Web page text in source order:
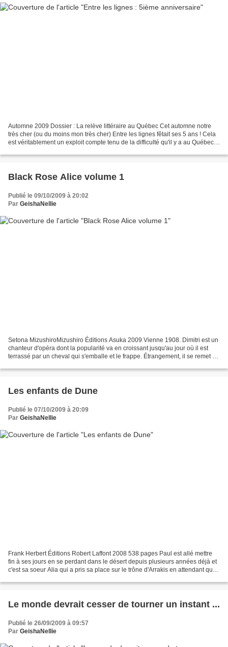
Automne 2009 Dossier : La relève littéraire au Québec Cet automne notre
très cher (ou du moins mon très cher) Entre les lignes fêtait ses 5 ans ! Cela
est véritablement un exploit compte tenu de la difficulté qu'il y a au Québec
Black Rose Alice volume 1
Publié le 09/10/2009 à 20:02
Par GeishaNellie
Setona MizushiroMizushiro Éditions Asuka 2009 Vienne 1908. Dimitri est un
chanteur d'opéra dont la popularité va en croissant jusqu'au jour où il est
terrassé par un cheval qui s'emballe et le frappe. Étrangement, il se remet en
Les enfants de Dune
Publié le 07/10/2009 à 20:09
Par GeishaNellie
Frank Herbert Éditions Robert Laffont 2008 538 pages Paul est allé mettre
fin à ses jours en se perdant dans le désert depuis plusieurs années déjà et
c'est sa soeur Alia qui a pris sa place sur le trône d'Arrakis en attendant que
Le monde devrait cesser de tourner un instant ...
Publié le 26/09/2009 à 09:57
Par GeishaNellie